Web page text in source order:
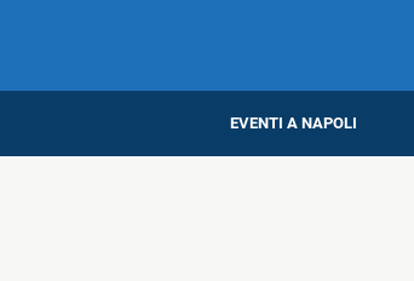
EVENTI A NAPOLI